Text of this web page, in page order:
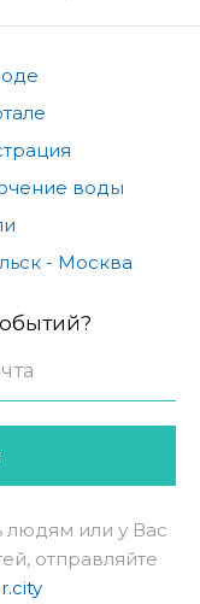
воды
- Москва
людям или у Вас
отправляйте